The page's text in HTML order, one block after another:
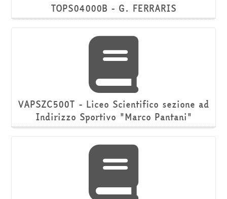
TOPS04000B - G. FERRARIS
VAPSZC500T - Liceo Scientifico sezione ad
Indirizzo Sportivo "Marco Pantani"